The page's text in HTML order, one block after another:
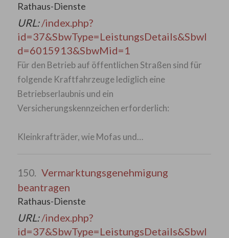
Rathaus-Dienste
URL:/index.php?
id=37&SbwType=LeistungsDetails&SbwI
d=6015913&SbwMid=1
Für den Betrieb auf öffentlichen Straßen sind für
folgende Kraftfahrzeuge lediglich eine
Betriebserlaubnis und ein
Versicherungskennzeichen erforderlich:
Kleinkrafträder, wie Mofas und…
150. Vermarktungsgenehmigung
beantragen
Rathaus-Dienste
URL:/index.php?
id=37&SbwType=LeistungsDetails&SbwI